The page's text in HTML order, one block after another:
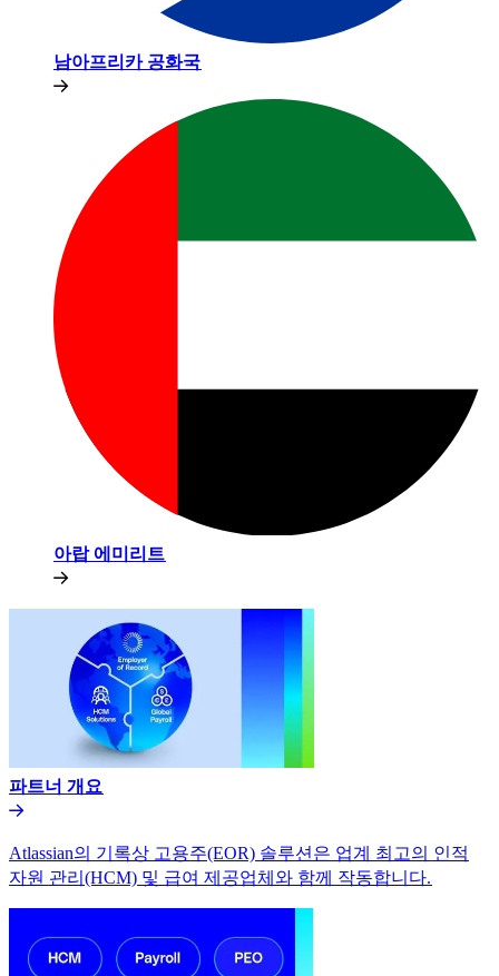
남아프리카 공화국​​
아랍 에미리트​​
파트너 개요​​
Atlassian의 기록상 고용주(EOR) 솔루션은 업계 최고의 인적
자원 관리(HCM) 및 급여 제공업체와 함께 작동합니다.​​